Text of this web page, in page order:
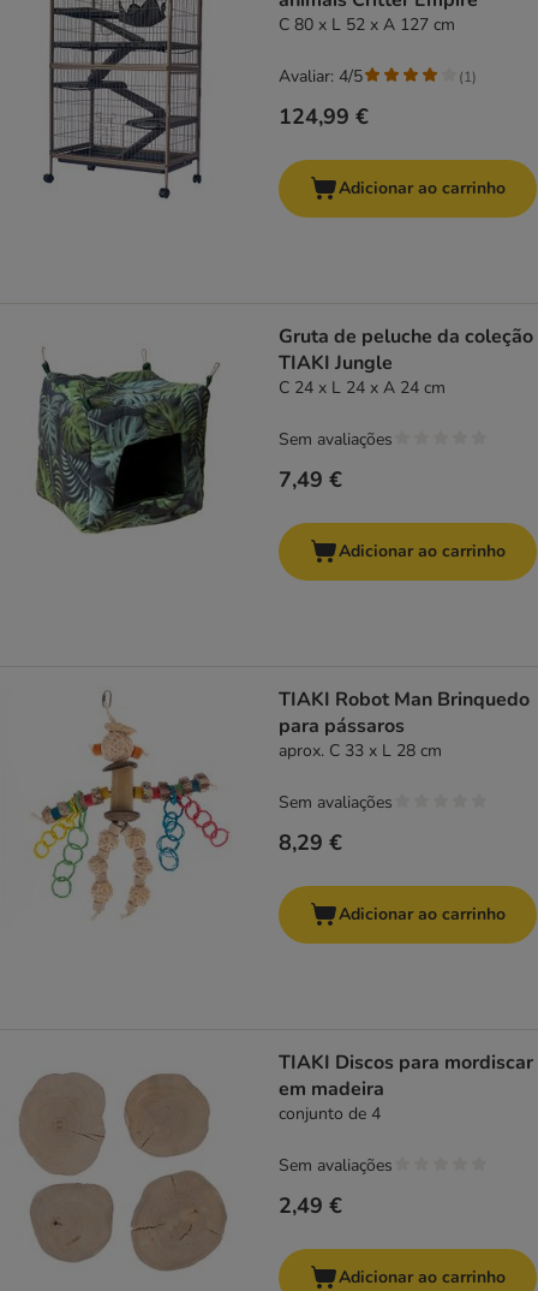
C 80 x L 52 x A 127 cm
124,99 €
Avaliar: 4/5 (1)
Adicionar ao carrinho
Gruta de peluche da coleção
TIAKI Jungle
C 24 x L 24 x A 24 cm
7,49 €
Sem avaliações
Adicionar ao carrinho
TIAKI Robot Man Brinquedo
para pássaros
aprox. C 33 x L 28 cm
8,29 €
Sem avaliações
Adicionar ao carrinho
TIAKI Discos para mordiscar
em madeira
conjunto de 4
2,49 €
Sem avaliações
Adicionar ao carrinho